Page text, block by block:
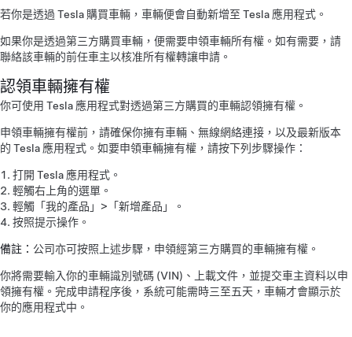
若你是透過 Tesla 購買車輛，車輛便會自動新增至 Tesla 應用程式。
如果你是透過第三方購買車輛，便需要申領車輛所有權。如有需要，請
聯絡該車輛的前任車主以核准所有權轉讓申請。
認領車輛擁有權
你可使用 Tesla 應用程式對透過第三方購買的車輛認領擁有權。
申領車輛擁有權前，請確保你擁有車輛、無線網絡連接，以及最新版本
的 Tesla 應用程式。如要申領車輛擁有權，請按下列步驟操作：
打開 Tesla 應用程式。
輕觸右上角的選單。
輕觸「我的產品」>「新增產品」。
按照提示操作。
備註： 公司亦可按照上述步驟，申領經第三方購買的車輛擁有權。
你將需要輸入你的車輛識別號碼 (VIN)、上載文件，並提交車主資料以申
領擁有權。完成申請程序後，系統可能需時三至五天，車輛才會顯示於
你的應用程式中。